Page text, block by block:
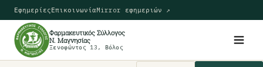
ΕφημερίεςΕπικοινωνίαMirror εφημεριών ↗
Φαρμακευτικός Σύλλογος
Ν. Μαγνησίας
Ξενοφώντος 13, Βόλος